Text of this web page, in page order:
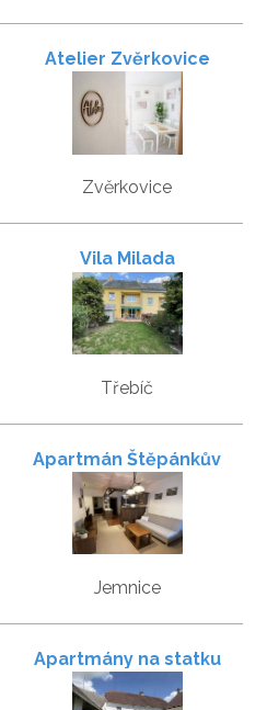
Atelier Zvěrkovice
Zvěrkovice
Vila Milada
Třebíč
Apartmán Štěpánkův
Pivovar
Jemnice
Apartmány na statku